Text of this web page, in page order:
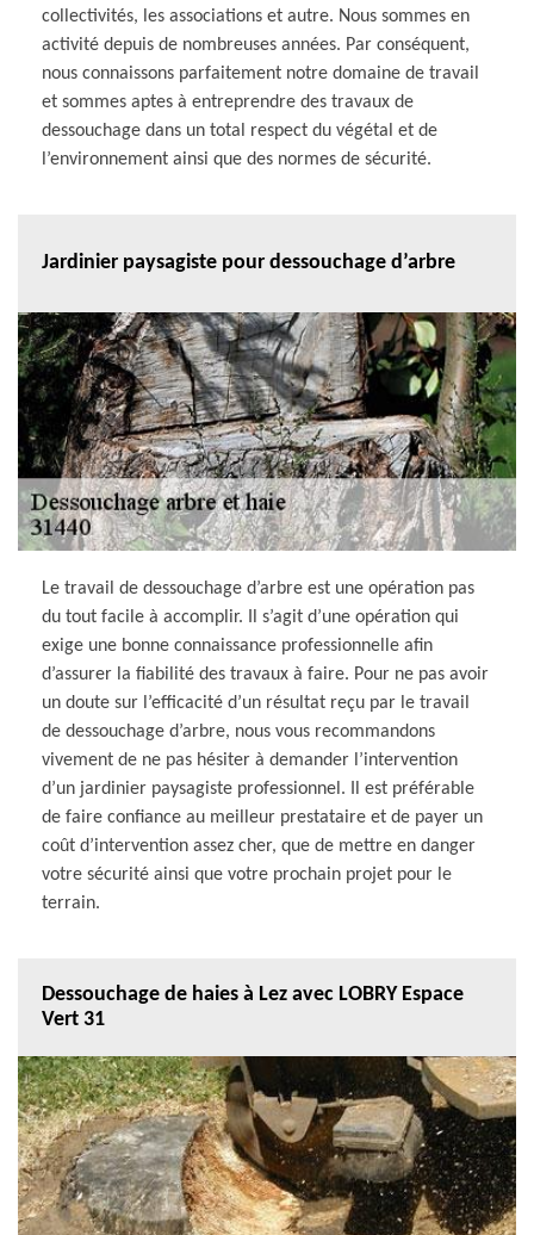
collectivités, les associations et autre. Nous sommes en
activité depuis de nombreuses années. Par conséquent,
nous connaissons parfaitement notre domaine de travail
et sommes aptes à entreprendre des travaux de
dessouchage dans un total respect du végétal et de
l’environnement ainsi que des normes de sécurité.
Jardinier paysagiste pour dessouchage d’arbre
Le travail de dessouchage d’arbre est une opération pas
du tout facile à accomplir. Il s’agit d’une opération qui
exige une bonne connaissance professionnelle afin
d’assurer la fiabilité des travaux à faire. Pour ne pas avoir
un doute sur l’efficacité d’un résultat reçu par le travail
de dessouchage d’arbre, nous vous recommandons
vivement de ne pas hésiter à demander l’intervention
d’un jardinier paysagiste professionnel. Il est préférable
de faire confiance au meilleur prestataire et de payer un
coût d’intervention assez cher, que de mettre en danger
votre sécurité ainsi que votre prochain projet pour le
terrain.
Dessouchage de haies à Lez avec LOBRY Espace
Vert 31